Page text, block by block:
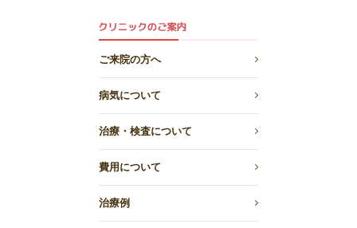
ご来院の方へ
病気について
治療・検査について
費用について
治療例